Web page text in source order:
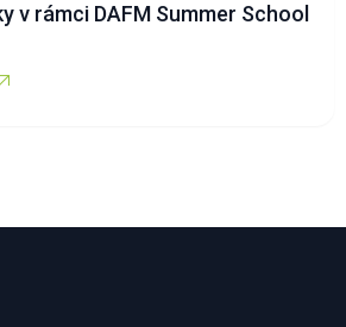
v rámci DAFM Summer School